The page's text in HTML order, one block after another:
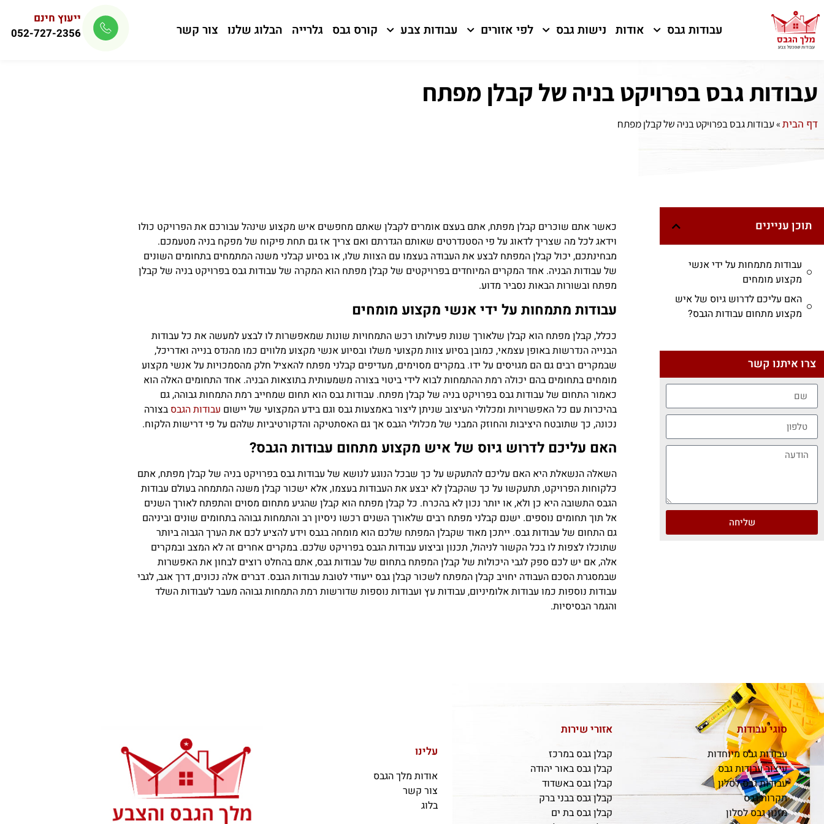
עבודות גבס אודות נישות גבס לפי אזורים עבודות צבע קורס גבס גלרייה הבלוג שלנו צור קשר
ייעוץ חינם
052-727-2356
עבודות גבס בפרויקט בניה של קבלן מפתח
דף הבית»עבודות גבס בפרויקט בניה של קבלן מפתח
תוכן עניינים
עבודות מתמחות על ידי אנשי
מקצוע מומחים
האם עליכם לדרוש גיוס של איש
מקצוע מתחום עבודות הגבס?
צרו איתנו קשר
שליחה
כאשר אתם שוכרים קבלן מפתח, אתם בעצם אומרים לקבלן שאתם מחפשים איש מקצוע שינהל עבורכם את הפרויקט כולו
וידאג לכל מה שצריך לדאוג על פי הסטנדרטים שאותם הגדרתם ואם צריך אז גם תחת פיקוח של מפקח בניה מטעמכם.
מבחינתכם, יכול קבלן המפתח לבצע את העבודה בעצמו עם הצוות שלו, או בסיוע קבלני משנה המתמחים בתחומים השונים
של עבודות הבניה. אחד המקרים המיוחדים בפרויקטים של קבלן מפתח הוא המקרה של עבודות גבס בפרויקט בניה של קבלן
מפתח ובשורות הבאות נסביר מדוע.
עבודות מתמחות על ידי אנשי מקצוע מומחים
ככלל, קבלן מפתח הוא קבלן שלאורך שנות פעילותו רכש התמחויות שונות שמאפשרות לו לבצע למעשה את כל עבודות
הבנייה הנדרשות באופן עצמאי, כמובן בסיוע צוות מקצועי משלו ובסיוע אנשי מקצוע מלווים כמו מהנדס בנייה ואדריכל,
שבמקרים רבים גם הם מגויסים על ידו. במקרים מסוימים, מעדיפים קבלני מפתח להאציל חלק מהסמכויות על אנשי מקצוע
מומחים בתחומים בהם יכולה רמת ההתמחות לבוא לידי ביטוי בצורה משמעותית בתוצאות הבניה. אחד התחומים האלה הוא
כאמור התחום של עבודות גבס בפרויקט בניה של קבלן מפתח. עבודות גבס הוא תחום שמחייב רמת התמחות גבוהה, גם
בהיכרות עם כל האפשרויות ומכלולי העיצוב שניתן ליצור באמצעות גבס וגם בידע המקצועי של יישום עבודות הגבס בצורה
נכונה, כך שתובטח היציבות והחוזק המבני של מכלולי הגבס אך גם האסתטיקה והדקורטיביות שלהם על פי דרישות הלקוח.
האם עליכם לדרוש גיוס של איש מקצוע מתחום עבודות הגבס?
השאלה הנשאלת היא האם עליכם להתעקש על כך שבכל הנוגע לנושא של עבודות גבס בפרויקט בניה של קבלן מפתח, אתם
כלקוחות הפרויקט, תתעקשו על כך שהקבלן לא יבצע את העבודות בעצמו, אלא ישכור קבלן משנה המתמחה בעולם עבודות
הגבס התשובה היא כן ולא, או יותר נכון לא בהכרח. כל קבלן מפתח הוא קבלן שהגיע מתחום מסוים והתפתח לאורך השנים
אל תוך תחומים נוספים. ישנם קבלני מפתח רבים שלאורך השנים רכשו ניסיון רב והתמחות גבוהה בתחומים שונים וביניהם
גם התחום של עבודות גבס. ייתכן מאוד שקבלן המפתח שלכם הוא מומחה בגבס וידע להציע לכם את הערך הגבוה ביותר
שתוכלו לצפות לו בכל הקשור לניהול, תכנון וביצוע עבודות הגבס בפרויקט שלכם. במקרים אחרים זה לא המצב ובמקרים
אלה, אם יש לכם ספק לגבי היכולות של קבלן המפתח בתחום של עבודות גבס, אתם בהחלט רוצים לבחון את האפשרות
שבמסגרת הסכם העבודה יחויב קבלן המפתח לשכור קבלן גבס ייעודי לטובת עבודות הגבס. דברים אלה נכונים, דרך אגב, לגבי
עבודות נוספות כמו עבודות אלומיניום, עבודות עץ ועבודות נוספות שדורשות רמת התמחות גבוהה מעבר לעבודות השלד
והגמר הבסיסיות.
סוגי עבודות
עבודות גבס מיוחדות
עיצוב עבודות גבס
עבודות גבס לסלון
תקרות גבס
מזנון גבס לסלון
אזורי שירות
קבלן גבס במרכז
קבלן גבס באור יהודה
קבלן גבס באשדוד
קבלן גבס בבני ברק
קבלן גבס בת ים
עלינו
אודות מלך הגבס
צור קשר
בלוג